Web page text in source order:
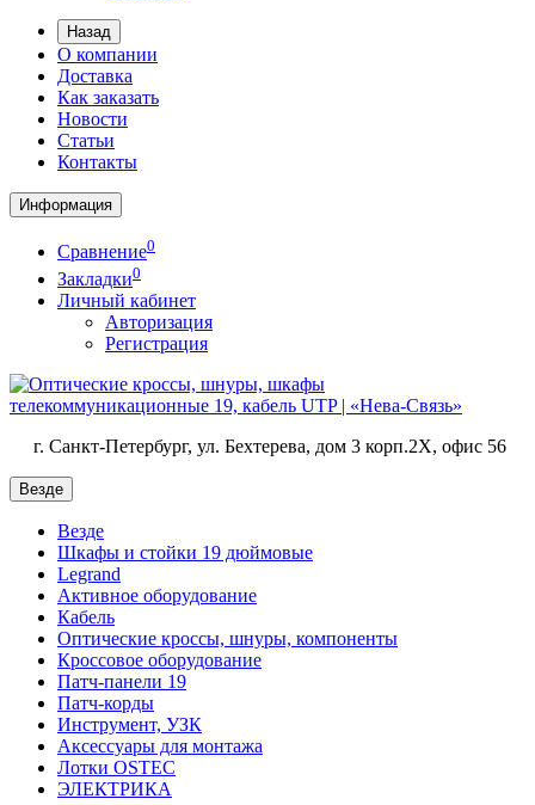
Назад
О компании
Доставка
Как заказать
Новости
Статьи
Контакты
Информация
Сравнение0
Закладки0
Личный кабинет
Авторизация
Регистрация
г. Санкт-Петербург, ул. Бехтерева, дом 3 корп.2X, офис 56
Везде
Везде
Шкафы и стойки 19 дюймовые
Legrand
Активное оборудование
Кабель
Оптические кроссы, шнуры, компоненты
Кроссовое оборудование
Патч-панели 19
Патч-корды
Инструмент, УЗК
Аксессуары для монтажа
Лотки OSTEC
ЭЛЕКТРИКА